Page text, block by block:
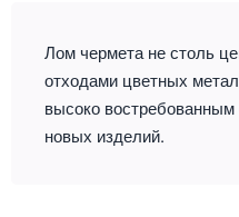
Лом чермета не столь
отходами цветных
высоко
новых изделий.